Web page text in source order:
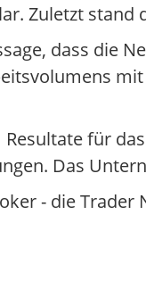
Zuletzt
dass die
für
Das
- die Trader